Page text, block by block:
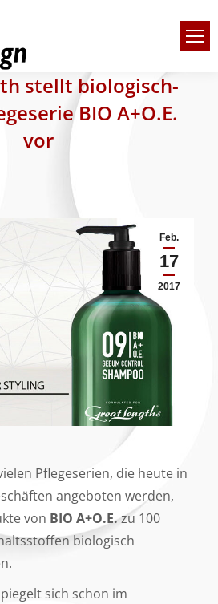
stellt biologisch-
BIO A+O.E.
vor
Feb.
17
2017
Pflegeserien, die heute in
angeboten werden,
von BIO A+O.E.zu 100
biologisch
sich schon im